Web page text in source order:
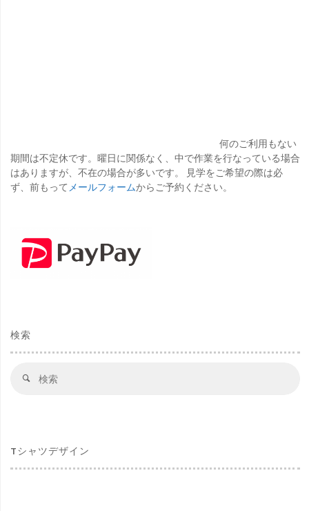
何のご利用もない
期間は不定休です。曜日に関係なく、中で作業を行なっている場合
はありますが、不在の場合が多いです。 見学をご希望の際は必
ず、前もって メールフォームからご予約ください。
検索
検
Tシャツデザイン